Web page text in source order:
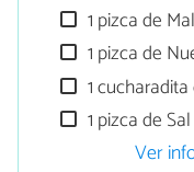
1 pizca de
1 pizca de
1
1 pizca de Sal
Ver